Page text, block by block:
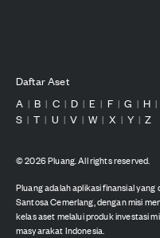
Daftar Aset
A | B | C | D | E | F | G | H |
S | T | U | V | W | X | Y | Z
©2026Pluang. All rights reserved.
Pluang adalah aplikasi finansial
Santosa Cemerlang, dengan misi
kelas aset melalui produk investasi
masyarakat Indonesia.